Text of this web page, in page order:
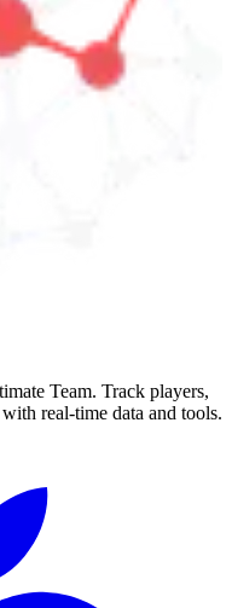
Team. Track players,
real-time data and tools.